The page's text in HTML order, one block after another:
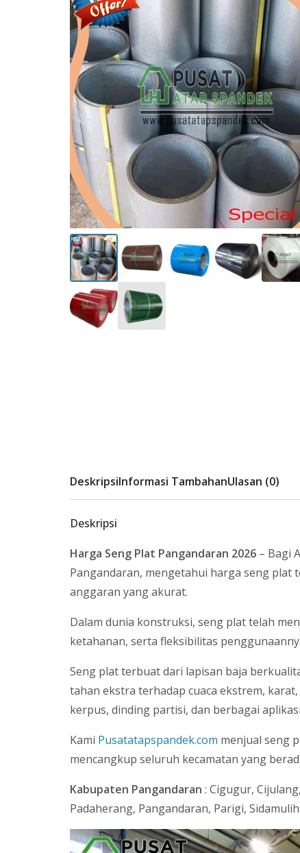
DeskripsiInformasi TambahanUlasan (0)
Deskripsi
Harga Seng Plat Pangandaran 2026 – Bagi
Pangandaran, mengetahui harga seng
anggaran yang akurat.
Dalam dunia konstruksi, seng plat telah
ketahanan, serta fleksibilitas
Seng plat terbuat dari lapisan baja
tahan ekstra terhadap cuaca ekstrem,
kerpus, dinding partisi, dan berbagai
Kami Pusatatapspandek.com menjual seng
mencangkup seluruh kecamatan yang
Kabupaten Pangandaran : Cigugur,
Padaherang, Pangandaran, Parigi,